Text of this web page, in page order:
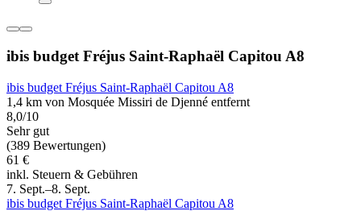
ibis budget Fréjus Saint-Raphaël Capitou A8
ibis budget Fréjus Saint-Raphaël Capitou A8
1,4 km von Mosquée Missiri de Djenné entfernt
8,0/10
Sehr gut
(389 Bewertungen)
61 €
inkl. Steuern & Gebühren
7. Sept.–8. Sept.
ibis budget Fréjus Saint-Raphaël Capitou A8